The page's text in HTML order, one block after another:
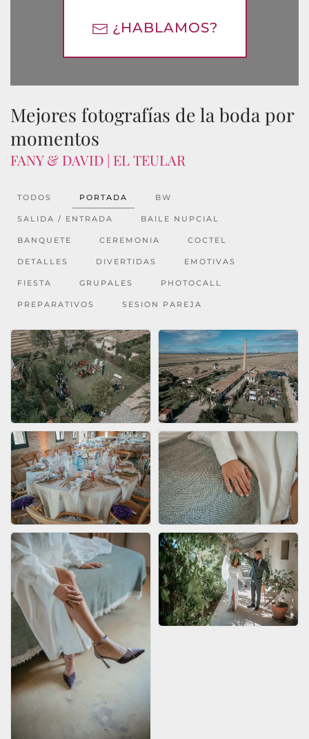
¿HABLAMOS?
Mejores fotografías de la boda por
momentos
FANY & DAVID | EL TEULAR
TODOS PORTADA BW
SALIDA / ENTRADA BAILE NUPCIAL
BANQUETE CEREMONIA COCTEL
DETALLES DIVERTIDAS EMOTIVAS
FIESTA GRUPALES PHOTOCALL
PREPARATIVOS SESION PAREJA